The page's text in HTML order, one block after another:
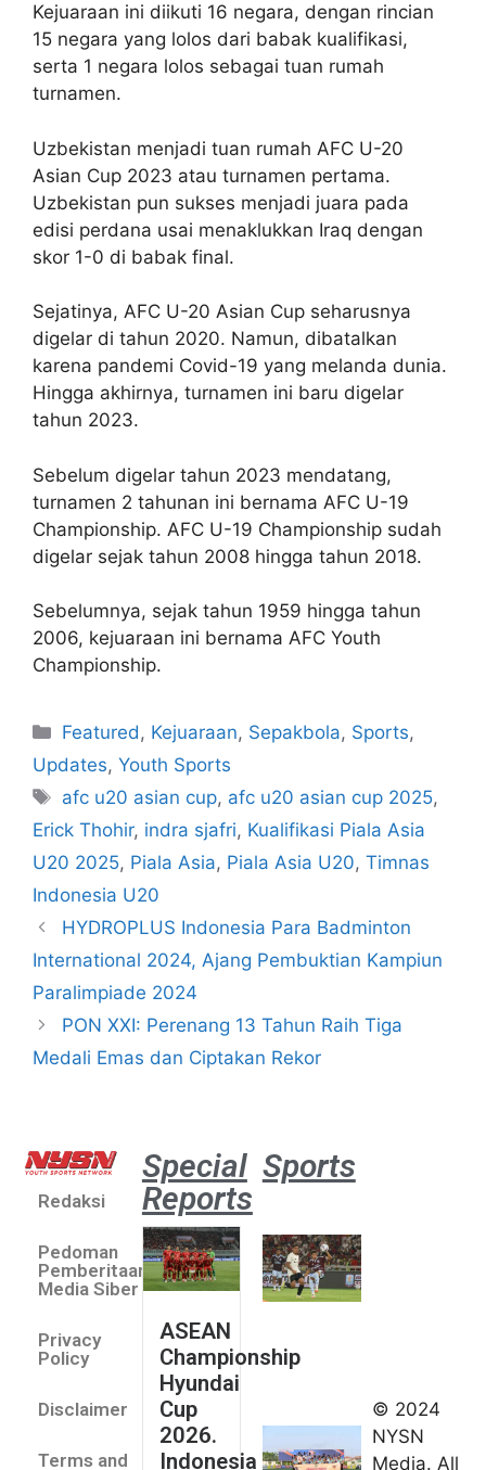
Kejuaraan ini diikuti 16 negara, dengan rincian
15 negara yang lolos dari babak kualifikasi,
serta 1 negara lolos sebagai tuan rumah
turnamen.
Uzbekistan menjadi tuan rumah AFC U-20
Asian Cup 2023 atau turnamen pertama.
Uzbekistan pun sukses menjadi juara pada
edisi perdana usai menaklukkan Iraq dengan
skor 1-0 di babak final.
Sejatinya, AFC U-20 Asian Cup seharusnya
digelar di tahun 2020. Namun, dibatalkan
karena pandemi Covid-19 yang melanda dunia.
Hingga akhirnya, turnamen ini baru digelar
tahun 2023.
Sebelum digelar tahun 2023 mendatang,
turnamen 2 tahunan ini bernama AFC U-19
Championship. AFC U-19 Championship sudah
digelar sejak tahun 2008 hingga tahun 2018.
Sebelumnya, sejak tahun 1959 hingga tahun
2006, kejuaraan ini bernama AFC Youth
Championship.
Featured, Kejuaraan, Sepakbola, Sports,
Updates, Youth Sports
afc u20 asian cup, afc u20 asian cup 2025,
Erick Thohir, indra sjafri, Kualifikasi Piala Asia
U20 2025, Piala Asia, Piala Asia U20, Timnas
Indonesia U20
HYDROPLUS Indonesia Para Badminton
International 2024, Ajang Pembuktian Kampiun
Paralimpiade 2024
PON XXI: Perenang 13 Tahun Raih Tiga
Medali Emas dan Ciptakan Rekor
Redaksi
Pedoman
Pemberitaan
Media Siber
Privacy
Policy
Disclaimer
Terms and
Special
Reports
ASEAN
Championship
Hyundai
Cup
2026.
Indonesia
Sports
umum
Kejurnas
Panahan
© 2024
NYSN
Media. All